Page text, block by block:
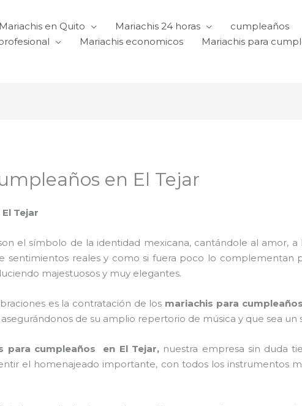
Mariachis en Quito Mariachis 24 horas cumpleaños
Mariachis economicos Mariachis para
en El Tejar
Tejar
el símbolo de la identidad mexicana, cantándole al amor, a
sentimientos reales y como si fuera poco lo complementan
majestuosos y muy elegantes.
es la contratación de los mariachis para
de su amplio repertorio de música y que sea un
para cumpleaños en El Tejar, nuestra empresa sin duda
el homenajeado importante, con todos los instrumentos